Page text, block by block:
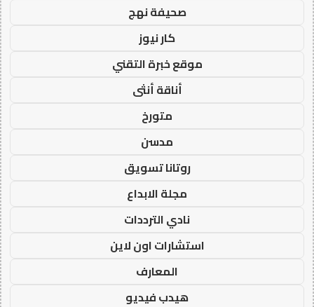
صحيفة نهج
كار نيوز
موقع خبرة التقني
أناقة أنثى
متورخ
مدسن
روتانا تسويق
مجلة الابداع
نادي الترددات
استشارات اون لاين
المعارف
هيدب فيديو